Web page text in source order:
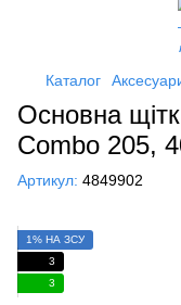
Каталог
Основна
Combo 205,
Артикул: 4849902
1% НА ЗСУ
3
3